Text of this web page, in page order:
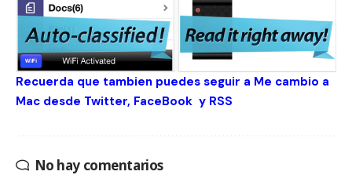
Recuerda que tambien puedes seguir a Me cambio a
Mac desde Twitter, FaceBook y RSS
No hay comentarios